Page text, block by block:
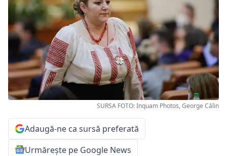
SURSA FOTO: Inquam Photos, George Călin
Adaugă-ne ca sursă preferată
Urmărește pe Google News